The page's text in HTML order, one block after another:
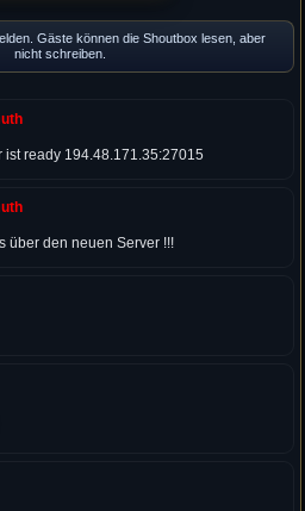
Gäste können die Shoutbox lesen, aber
nicht schreiben.
ist ready 194.48.171.35:27015
über den neuen Server !!!